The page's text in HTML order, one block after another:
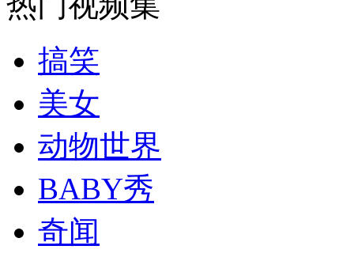
纽约上演“枕头大战”
司机酒驾遇交警 急速倒车逃窜
搞笑
美女
动物世界
BABY秀
奇闻